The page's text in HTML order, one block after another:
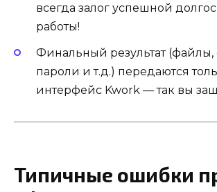
всегда залог успешной
работы!
Финальный результат (файлы,
пароли и т.д.) передаются
интерфейс Kwork — так вы
Типичные ошибки